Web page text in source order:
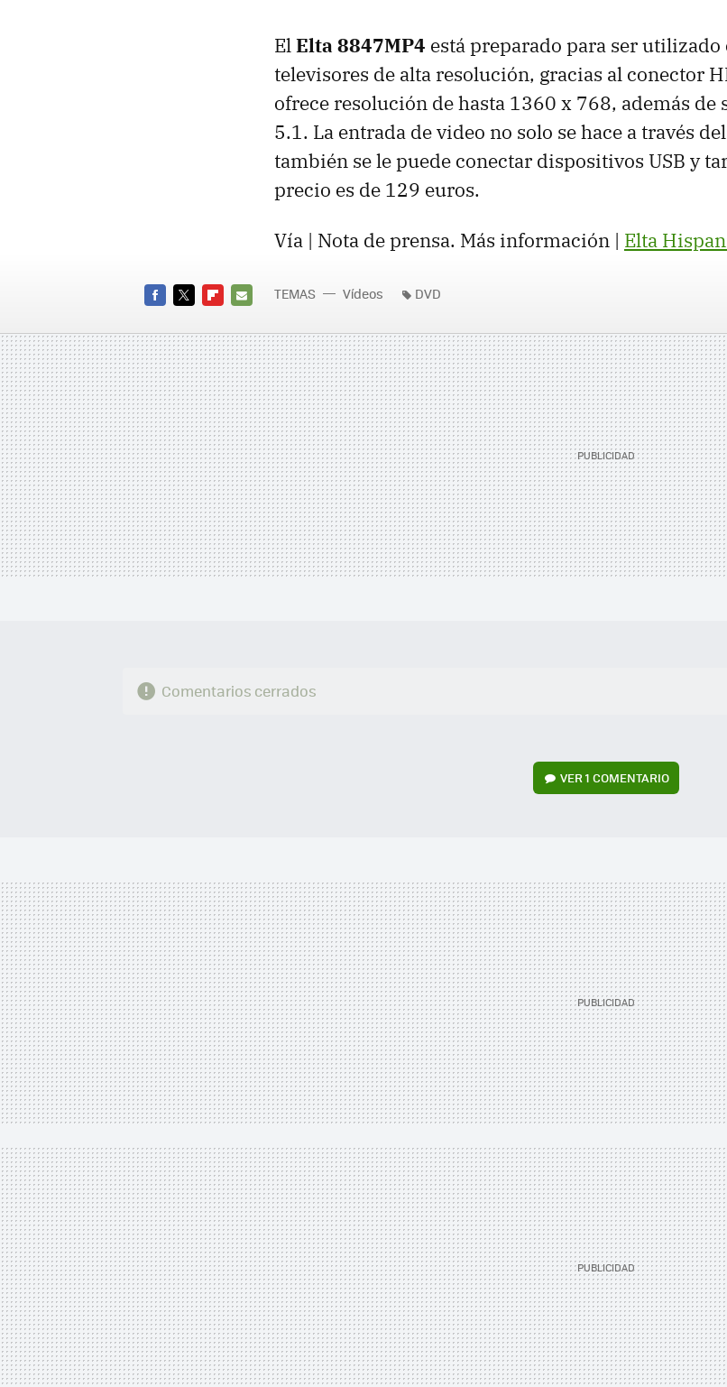
ElElta 8847MP4 está preparado para ser utilizado
televisores de alta resolución, gracias al conector
ofrece resolución de hasta 1360 x 768, además de
5.1. La entrada de video no solo se hace a través
también se le puede conectar dispositivos USB y
precio es de 129 euros.
Vía | Nota de prensa. Más información | Elta
MAIL
TEMAS Vídeos DVD
Comentarios cerrados
VER1 COMENTARIO